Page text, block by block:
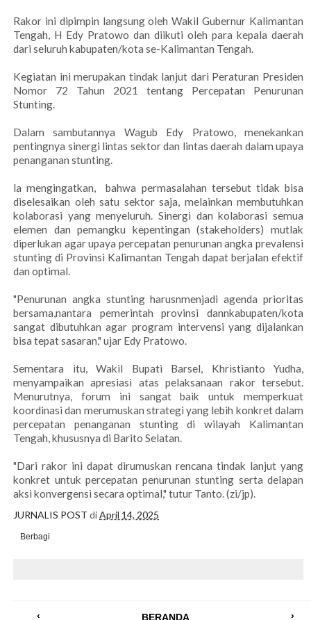
Rakor ini dipimpin langsung oleh Wakil Gubernur Kalimantan
Tengah, H Edy Pratowo dan diikuti oleh para kepala daerah
dari seluruh kabupaten/kota se-Kalimantan Tengah.
Kegiatan ini merupakan tindak lanjut dari Peraturan Presiden
Nomor 72 Tahun 2021 tentang Percepatan Penurunan
Stunting.
Dalam sambutannya Wagub Edy Pratowo, menekankan
pentingnya sinergi lintas sektor dan lintas daerah dalam upaya
penanganan stunting.
la mengingatkan, bahwa permasalahan tersebut tidak bisa
diselesaikan oleh satu sektor saja, melainkan membutuhkan
kolaborasi yang menyeluruh. Sinergi dan kolaborasi semua
elemen dan pemangku kepentingan (stakeholders) mutlak
diperlukan agar upaya percepatan penurunan angka prevalensi
stunting di Provinsi Kalimantan Tengah dapat berjalan efektif
dan optimal.
"Penurunan angka stunting harusnmenjadi agenda prioritas
bersama,nantara pemerintah provinsi dannkabupaten/kota
sangat dibutuhkan agar program intervensi yang dijalankan
bisa tepat sasaran," ujar Edy Pratowo.
Sementara itu, Wakil Bupati Barsel, Khristianto Yudha,
menyampaikan apresiasi atas pelaksanaan rakor tersebut.
Menurutnya, forum ini sangat baik untuk memperkuat
koordinasi dan merumuskan strategi yang lebih konkret dalam
percepatan penanganan stunting di wilayah Kalimantan
Tengah, khususnya di Barito Selatan.
"Dari rakor ini dapat dirumuskan rencana tindak lanjut yang
konkret untuk percepatan penurunan stunting serta delapan
aksi konvergensi secara optimal," tutur Tanto. (zi/jp).
JURNALIS POST diApril 14, 2025
Berbagi
‹ ›
BERANDA